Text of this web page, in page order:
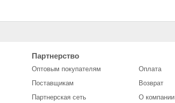
НИВА SOLINA
3709340-01 (2 кнопки) SAN-
Партнерство
Оптовым покупателям
Поставщикам
Партнерская сеть
Оплата
Возврат
О компании